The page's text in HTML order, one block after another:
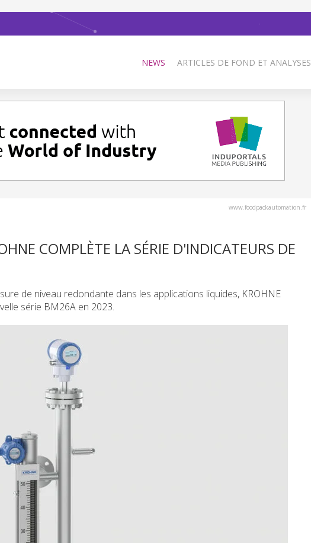
NEWS ARTICLES DE FOND ET ANALYSES
www.foodpackautomation.fr
COMPLÈTE LA SÉRIE D'INDICATEURS DE
de niveau redondante dans les applications liquides, KROHNE
série BM26A en 2023.